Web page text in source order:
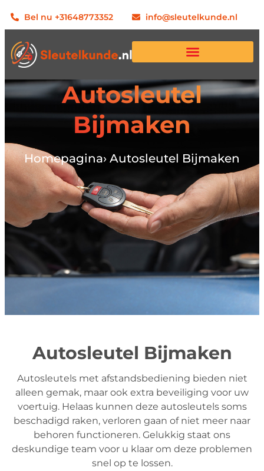
Bel nu +31648773352 info@sleutelkunde.nl
Autosleutel
Bijmaken
Homepagina› Autosleutel Bijmaken
Autosleutel Bijmaken
Autosleutels met afstandsbediening bieden niet
alleen gemak, maar ook extra beveiliging voor uw
voertuig. Helaas kunnen deze autosleutels soms
beschadigd raken, verloren gaan of niet meer naar
behoren functioneren. Gelukkig staat ons
deskundige team voor u klaar om deze problemen
snel op te lossen.